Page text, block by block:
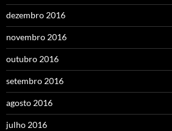
dezembro 2016
novembro 2016
outubro 2016
setembro 2016
agosto 2016
julho 2016